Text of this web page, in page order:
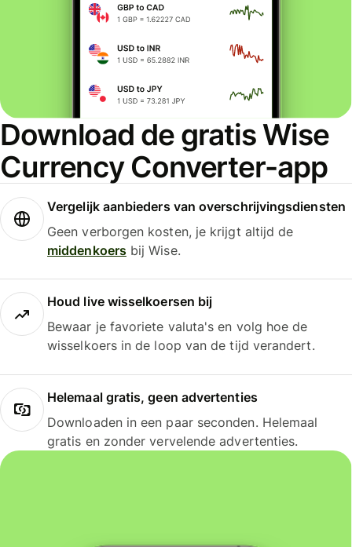
Download de gratis Wise
Currency Converter-app
Vergelijk aanbieders van overschrijvingsdiensten
Geen verborgen kosten, je krijgt altijd de
middenkoersbij Wise.
Houd live wisselkoersen bij
Bewaar je favoriete valuta's en volg hoe de
wisselkoers in de loop van de tijd verandert.
Helemaal gratis, geen advertenties
Downloaden in een paar seconden. Helemaal
gratis en zonder vervelende advertenties.